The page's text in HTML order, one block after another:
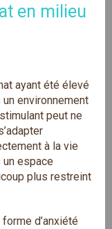
en milieu
ayant été élevé
un environnement
peut ne
à la vie
un espace
plus restreint
d’anxiété